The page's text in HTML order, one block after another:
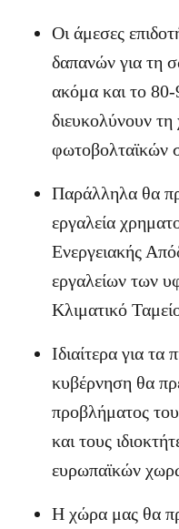
Οι άμεσες
δαπανών για τη
ακόμα και το 80-
διευκολύνουν
φωτοβολταϊκών
Παράλληλα θα
εργαλεία
Ενεργειακής
εργαλείων των
Κλιματικό
Ιδιαίτερα για
κυβέρνηση θα
προβλήματος
και τους
ευρωπαϊκών
Η χώρα μας θα